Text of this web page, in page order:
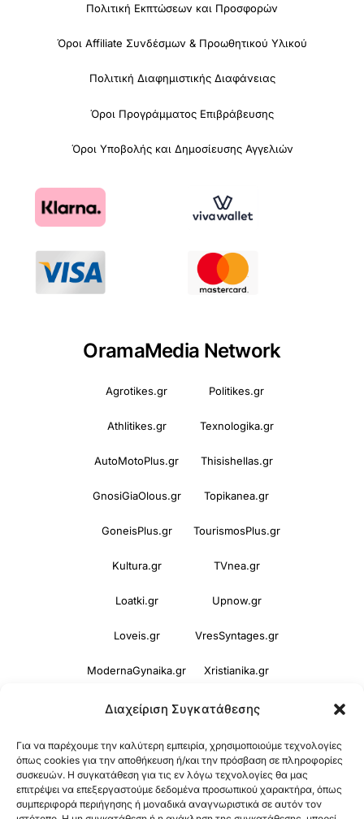
Διαχείριση Συγκατάθεσης
Για να παρέχουμε την καλύτερη εμπειρία, χρησιμοποιούμε τεχνολογίες
όπως cookies για την αποθήκευση ή/και την πρόσβαση σε πληροφορίες
συσκευών. Η συγκατάθεση για τις εν λόγω τεχνολογίες θα μας
επιτρέψει να επεξεργαστούμε δεδομένα προσωπικού χαρακτήρα, όπως
συμπεριφορά περιήγησης ή μοναδικά αναγνωριστικά σε αυτόν τον
Πολιτική Εκπτώσεων και Προσφορών
Όροι Affiliate Συνδέσμων & Προωθητικού Υλικού
Πολιτική Διαφημιστικής Διαφάνειας
Όροι Προγράμματος Επιβράβευσης
Όροι Υποβολής και Δημοσίευσης Αγγελιών
OramaMedia Network
Agrotikes.gr Politikes.gr
Athlitikes.gr Texnologika.gr
AutoMotoPlus.gr Thisishellas.gr
GnosiGiaOlous.gr Topikanea.gr
GoneisPlus.gr TourismosPlus.gr
Kultura.gr TVnea.gr
Loatki.gr Upnow.gr
Loveis.gr VresSyntages.gr
ModernaGynaika.gr Xristianika.gr
OikonomiaPlus.gr ZoumeKalytera.gr
Oikotropia.gr ZoumeSpiti.gr
Perepet.gr